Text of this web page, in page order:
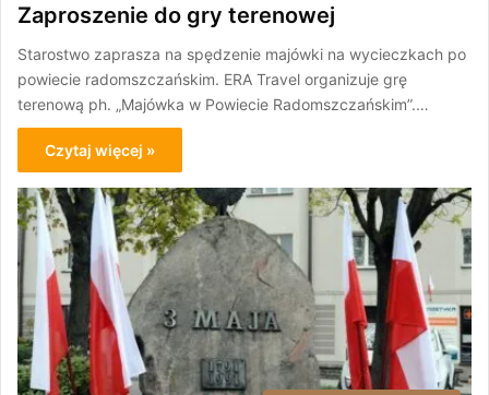
Zaproszenie do gry terenowej
Starostwo zaprasza na spędzenie majówki na wycieczkach po
powiecie radomszczańskim. ERA Travel organizuje grę
terenową ph. „Majówka w Powiecie Radomszczańskim”.…
Czytaj więcej »